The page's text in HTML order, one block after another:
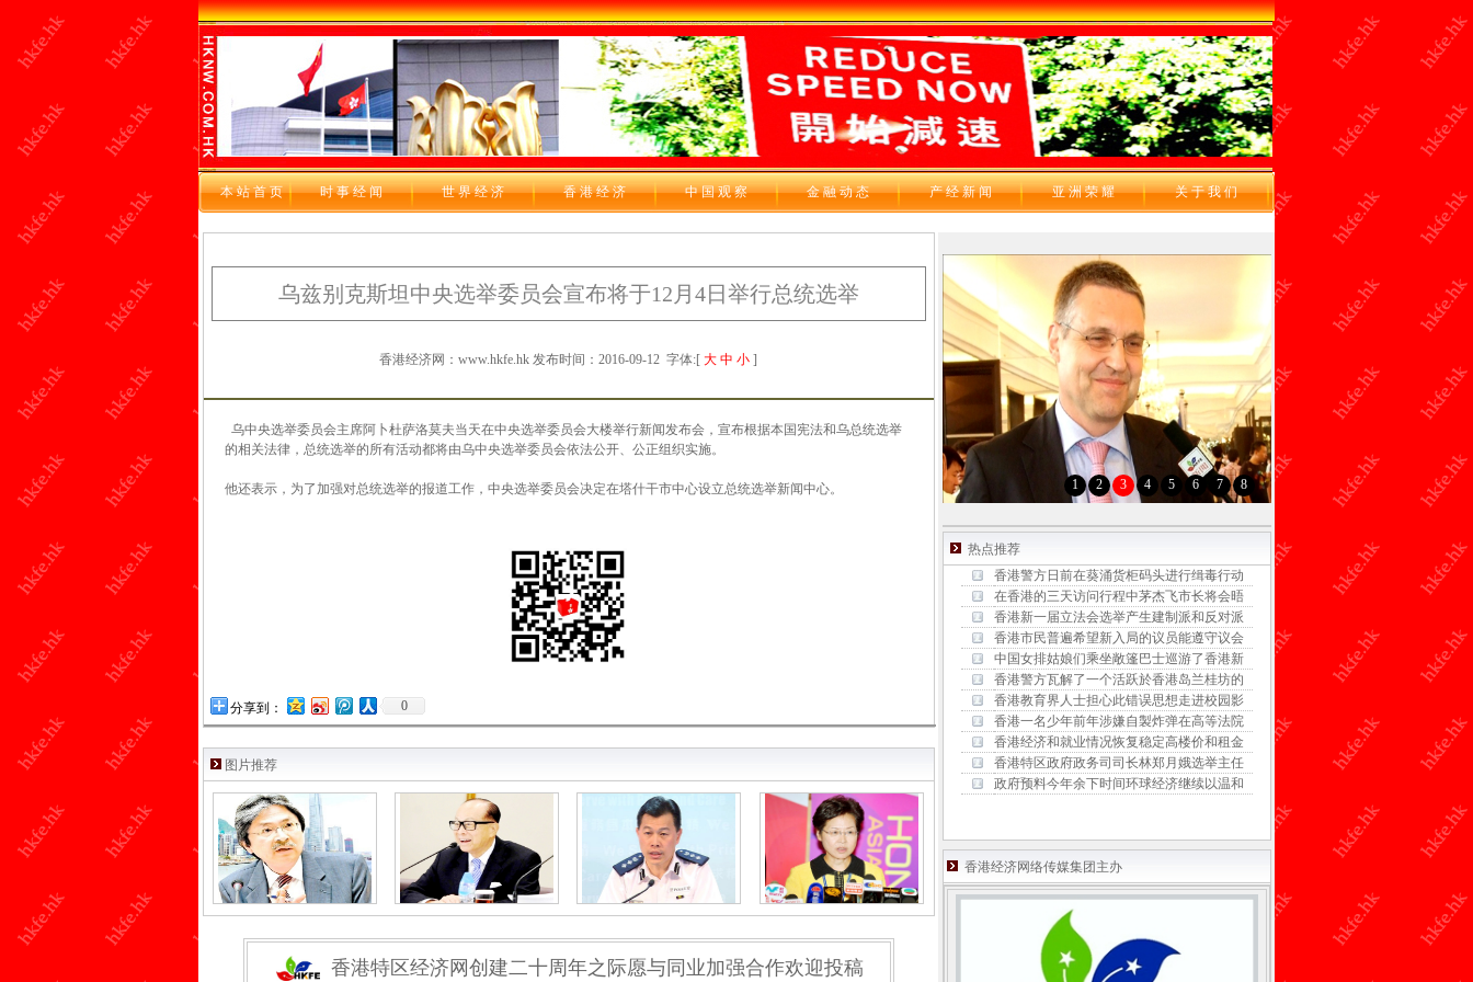
本站首页 时 事 经 闻 世 界 经 济 香 港 经 济 中 国 观 察 金 融 动 态 产 经 新 闻 亚 洲 荣 耀 关 于 我 们
乌兹别克斯坦中央选举委员会宣布将于12月4日举行总统选举
香港经济网：www.hkfe.hk 发布时间：2016-09-12 字体:[ 大 中 小 ]
乌中央选举委员会主席阿卜杜萨洛莫夫当天在中央选举委员会大楼举行新闻发布会，宣布根据本国宪法和乌总统选举
的相关法律，总统选举的所有活动都将由乌中央选举委员会依法公开、公正组织实施。
他还表示，为了加强对总统选举的报道工作，中央选举委员会决定在塔什干市中心设立总统选举新闻中心。
分享到： 0
图片推荐
香港特区经济网创建二十周年之际愿与同业加强合作欢迎投稿
1 2 3 4 5 6 7 8
热点推荐
香港警方日前在葵涌货柜码头进行缉毒行动
在香港的三天访问行程中茅杰飞市长将会晤
香港新一届立法会选举产生建制派和反对派
香港市民普遍希望新入局的议员能遵守议会
中国女排姑娘们乘坐敞篷巴士巡游了香港新
香港警方瓦解了一个活跃於香港岛兰桂坊的
香港教育界人士担心此错误思想走进校园影
香港一名少年前年涉嫌自製炸弹在高等法院
香港经济和就业情况恢复稳定高楼价和租金
香港特区政府政务司司长林郑月娥选举主任
政府预料今年余下时间环球经济继续以温和
香港经济网络传媒集团主办